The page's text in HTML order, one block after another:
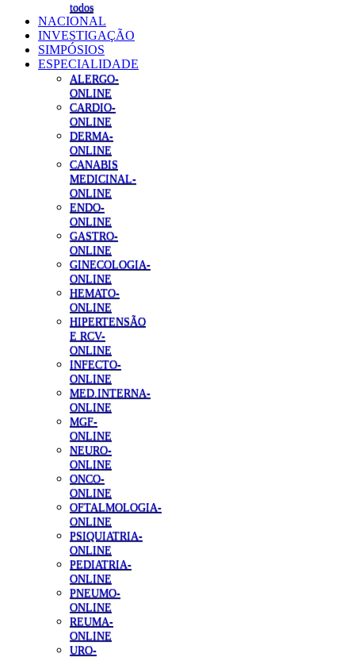
todos
NACIONAL
INVESTIGAÇÃO
SIMPÓSIOS
ESPECIALIDADE
ALERGO-
ONLINE
CARDIO-
ONLINE
DERMA-
ONLINE
CANABIS
MEDICINAL-
ONLINE
ENDO-
ONLINE
GASTRO-
ONLINE
GINECOLOGIA-
ONLINE
HEMATO-
ONLINE
HIPERTENSÃO
E RCV-
ONLINE
INFECTO-
ONLINE
MED.INTERNA-
ONLINE
MGF-
ONLINE
NEURO-
ONLINE
ONCO-
ONLINE
OFTALMOLOGIA-
ONLINE
PSIQUIATRIA-
ONLINE
PEDIATRIA-
ONLINE
PNEUMO-
ONLINE
REUMA-
ONLINE
URO-